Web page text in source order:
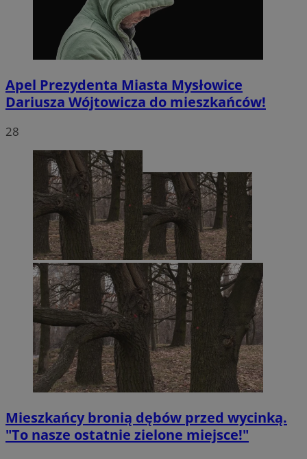
Apel Prezydenta Miasta Mysłowice
Dariusza Wójtowicza do mieszkańców!
28
Mieszkańcy bronią dębów przed wycinką.
"To nasze ostatnie zielone miejsce!"